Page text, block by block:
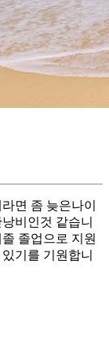
면 좀 늦은나이
비인것 같습니
졸업으로 지원
기를 기원합니